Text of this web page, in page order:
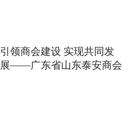
引领商会建设 实现共同发
展——广东省山东泰安商会